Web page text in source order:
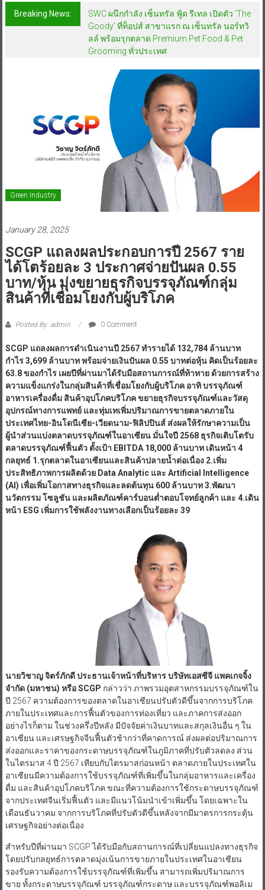
Breaking News:
SWC ผนึกกำลัง เซ็นทรัล ฟู้ด รีเทล เปิดตัว ‘The
Goody’ ที่ท็อปส์ สาขาแรก ณ เซ็นทรัล นอร์ทวิ
ลล์ พร้อมรุกตลาด Premium Pet Food & Pet
Grooming ทั่วประเทศ
Green Industry
January 28, 2025
SCGP แถลงผลประกอบการปี 2567 ราย
ได้โตร้อยละ 3 ประกาศจ่ายปันผล 0.55
บาท/หุ้น มุ่งขยายธุรกิจบรรจุภัณฑ์กลุ่ม
สินค้าที่เชื่อมโยงกับผู้บริโภค
Posted By: admin 0 Comment
SCGP แถลงผลการดำเนินงานปี 2567 ทำรายได้ 132,784 ล้านบาท
กำไร 3,699 ล้านบาท พร้อมจ่ายเงินปันผล 0.55 บาทต่อหุ้น คิดเป็นร้อยละ
63.8 ของกำไร เผยปีที่ผ่านมาได้รับมือสถานการณ์ที่ท้าทาย ด้วยการสร้าง
ความแข็งแกร่งในกลุ่มสินค้าที่เชื่อมโยงกับผู้บริโภค อาทิ บรรจุภัณฑ์
อาหารเครื่องดื่ม สินค้าอุปโภคบริโภค ขยายธุรกิจบรรจุภัณฑ์และวัสดุ
อุปกรณ์ทางการแพทย์ และทุ่มเทเพิ่มปริมาณการขายตลาดภายใน
ประเทศไทย-อินโดนีเซีย-เวียดนาม-ฟิลิปปินส์ ส่งผลให้รักษาความเป็น
ผู้นำส่วนแบ่งตลาดบรรจุภัณฑ์ในอาเซียน มั่นใจปี 2568 ธุรกิจเติบโตรับ
ตลาดบรรจุภัณฑ์ฟื้นตัว ตั้งเป้า EBITDA 18,000 ล้านบาท เดินหน้า 4
กลยุทธ์ 1.รุกตลาดในอาเซียนและสินค้าปลายน้ำต่อเนื่อง 2.เพิ่ม
ประสิทธิภาพการผลิตด้วย Data Analytic และ Artificial Intelligence
(AI) เพื่อเพิ่มโอกาสทางธุรกิจและลดต้นทุน 600 ล้านบาท 3.พัฒนา
นวัตกรรม โซลูชัน และผลิตภัณฑ์คาร์บอนต่ำตอบโจทย์ลูกค้า และ 4.เดิน
หน้า ESG เพิ่มการใช้พลังงานทางเลือกเป็นร้อยละ 39
นายวิชาญ จิตร์ภักดี ประธานเจ้าหน้าที่บริหาร บริษัทเอสซีจี แพคเกจจิ้ง
จำกัด(มหาชน) หรือ SCGP กล่าวว่า ภาพรวมอุตสาหกรรมบรรจุภัณฑ์ใน
ปี 2567 ความต้องการของตลาดในอาเซียนปรับตัวดีขึ้นจากการบริโภค
ภายในประเทศและการฟื้นตัวของการท่องเที่ยว และภาคการส่งออก
อย่างไรก็ตาม ในช่วงครึ่งปีหลัง มีปัจจัยค่าเงินบาทและสกุลเงินอื่น ๆ ใน
อาเซียน และเศรษฐกิจจีนฟื้นตัวช้ากว่าที่คาดการณ์ ส่งผลต่อปริมาณการ
ส่งออกและราคาของกระดาษบรรจุภัณฑ์ในภูมิภาคที่ปรับตัวลดลง ส่วน
ในไตรมาส 4 ปี 2567 เทียบกับไตรมาสก่อนหน้า ตลาดภายในประเทศใน
อาเซียนมีความต้องการใช้บรรจุภัณฑ์ที่เพิ่มขึ้นในกลุ่มอาหารและเครื่อง
ดื่ม และสินค้าอุปโภคบริโภค ขณะที่ความต้องการใช้กระดาษบรรจุภัณฑ์
จากประเทศจีนเริ่มฟื้นตัว และมีแนวโน้มนำเข้าเพิ่มขึ้น โดยเฉพาะใน
เดือนธันวาคม จากการบริโภคที่ปรับตัวดีขึ้นหลังจากมีมาตรการกระตุ้น
เศรษฐกิจอย่างต่อเนื่อง
สำหรับปีที่ผ่านมา SCGP ได้รับมือกับสถานการณ์ที่เปลี่ยนแปลงทางธุรกิจ
โดยปรับกลยุทธ์การตลาดมุ่งเน้นการขายภายในประเทศในอาเซียน
รองรับความต้องการใช้บรรจุภัณฑ์ที่เพิ่มขึ้น สามารถเพิ่มปริมาณการ
ขาย ทั้งกระดาษบรรจุภัณฑ์ บรรจุภัณฑ์กระดาษ และบรรจุภัณฑ์พอลิเม